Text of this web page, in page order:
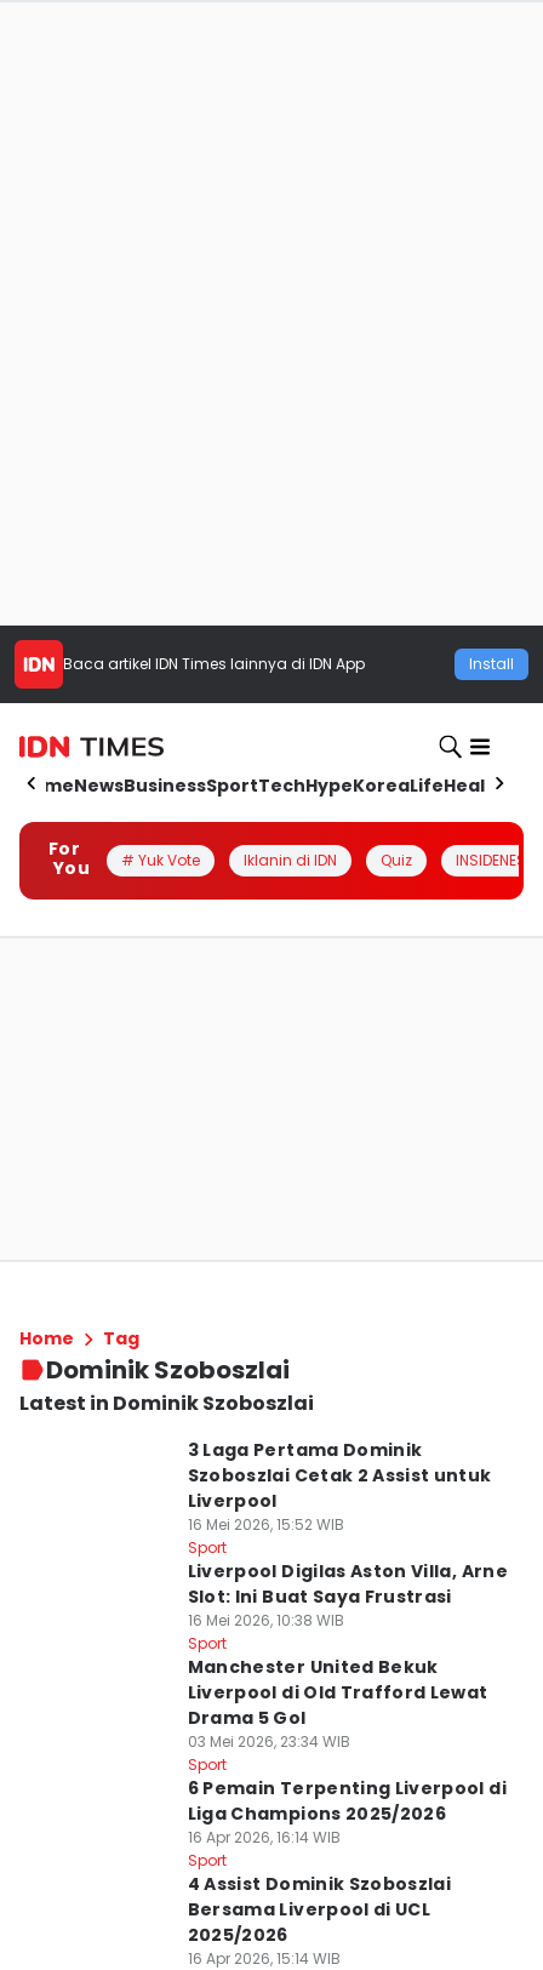
Baca artikel IDN Times lainnya di IDN App Install
HomeNewsBusinessSportTechHypeKoreaLifeHealth
For
You
# Yuk Vote Iklanin di IDN Quiz INSIDENESIA
Home Tag
Dominik Szoboszlai
Latest in Dominik Szoboszlai
3 Laga Pertama Dominik
Szoboszlai Cetak 2 Assist untuk
Liverpool
16 Mei 2026, 15:52 WIB
Sport
Liverpool Digilas Aston Villa, Arne
Slot: Ini Buat Saya Frustrasi
16 Mei 2026, 10:38 WIB
Sport
Manchester United Bekuk
Liverpool di Old Trafford Lewat
Drama 5 Gol
03 Mei 2026, 23:34 WIB
Sport
6 Pemain Terpenting Liverpool di
Liga Champions 2025/2026
16 Apr 2026, 16:14 WIB
Sport
4 Assist Dominik Szoboszlai
Bersama Liverpool di UCL
2025/2026
16 Apr 2026, 15:14 WIB